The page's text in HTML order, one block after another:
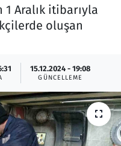
Aralık itibarıyla
oluşan
15.12.2024 - 19:08
GÜNCELLEME